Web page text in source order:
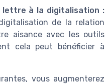
lettre à la digitalisation :
de la relation
aisance avec les outils
cela peut bénéficier à
vous augmenterez